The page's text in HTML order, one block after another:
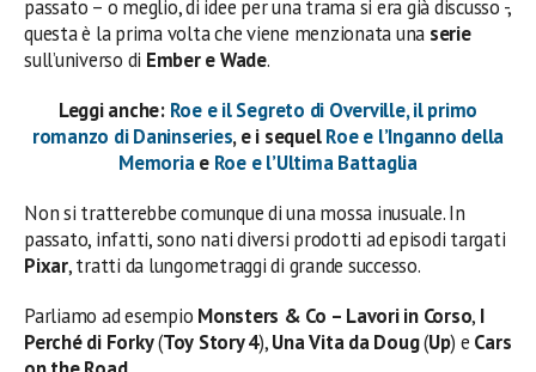
passato – o meglio, di idee per una trama si era già discusso -,
questa è la prima volta che viene menzionata una serie
sull’universo di Ember e Wade.
Leggi anche: Roe e il Segreto di Overville, il primo
romanzo di Daninseries, e i sequelRoe e l’Inganno della
Memoriae Roe e l’Ultima Battaglia
Non si tratterebbe comunque di una mossa inusuale. In
passato, infatti, sono nati diversi prodotti ad episodi targati
Pixar, tratti da lungometraggi di grande successo.
Parliamo ad esempio Monsters & Co – Lavori in Corso, I
Perché di Forky(Toy Story 4),Una Vita da Doug(Up) e Cars